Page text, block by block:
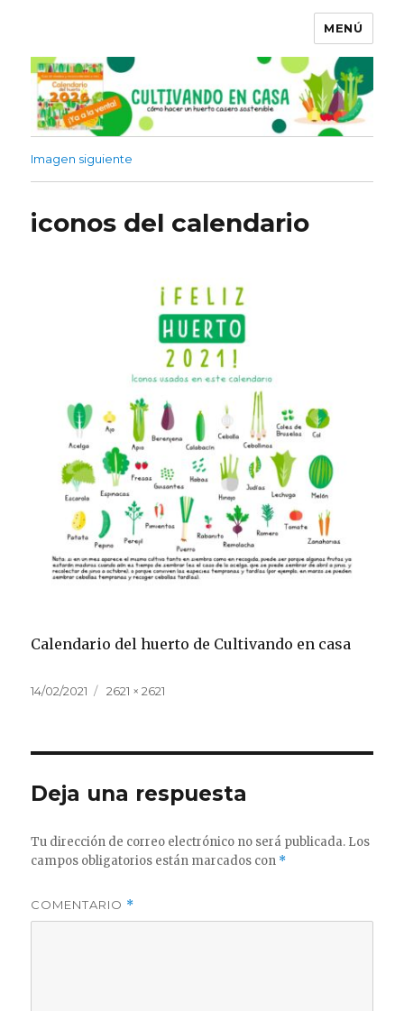
MENÚ
Imagen siguiente
iconos del calendario
Calendario del huerto de Cultivando en casa
Publicado
14/02/2021
Tamaño
2621 × 2621
Deja una respuesta
Tu dirección de correo electrónico no será publicada. Los
campos obligatorios están marcados con *
COMENTARIO *